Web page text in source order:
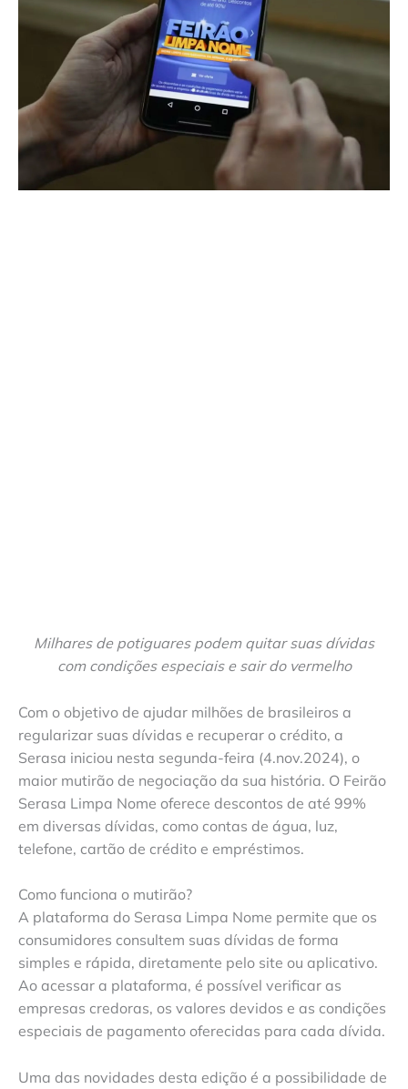
Milhares de potiguares podem quitar suas dívidas
com condições especiais e sair do vermelho
Com o objetivo de ajudar milhões de brasileiros a
regularizar suas dívidas e recuperar o crédito, a
Serasa iniciou nesta segunda-feira (4.nov.2024), o
maior mutirão de negociação da sua história. O Feirão
Serasa Limpa Nome oferece descontos de até 99%
em diversas dívidas, como contas de água, luz,
telefone, cartão de crédito e empréstimos.
Como funciona o mutirão?
A plataforma do Serasa Limpa Nome permite que os
consumidores consultem suas dívidas de forma
simples e rápida, diretamente pelo site ou aplicativo.
Ao acessar a plataforma, é possível verificar as
empresas credoras, os valores devidos e as condições
especiais de pagamento oferecidas para cada dívida.
Uma das novidades desta edição é a possibilidade de